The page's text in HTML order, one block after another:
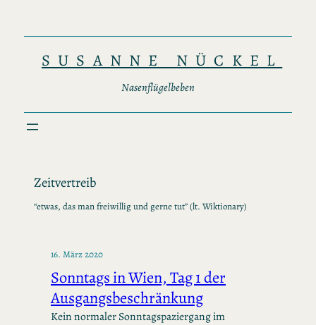
springen
SUSANNE NÜCKEL
Nasenflügelbeben
Zeitvertreib
“etwas, das man freiwillig und gerne tut” (lt. Wiktionary)
16. März 2020
Sonntags in Wien, Tag 1 der
Ausgangsbeschränkung
Kein normaler Sonntagspaziergang im